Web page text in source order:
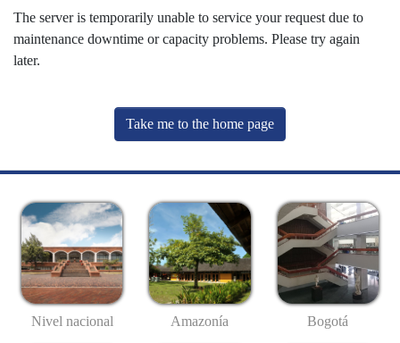
The server is temporarily unable to service your request due to
maintenance downtime or capacity problems. Please try again
later.
Take me to the home page
Nivel nacional Amazonía Bogotá